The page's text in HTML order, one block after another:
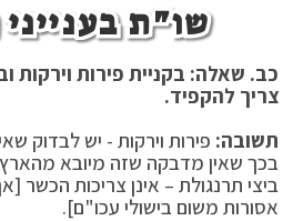
שו"ת
כב. שאלה: בקניית פירות וירקות
צריך להקפיד.
תשובה: פירות וירקות - יש לבדוק
בכך שאין מדבקה שזה מיובא
ביצי תרנגולת – אינן צריכות הכשר
אסורות משום בישולי עכו"ם].